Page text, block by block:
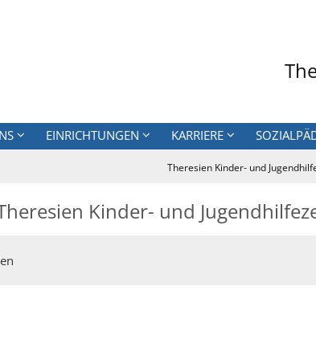
EINRICHTUNGEN KARRIERE
Theresien Kinder- und
Kinder- und